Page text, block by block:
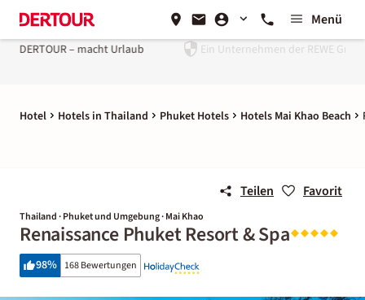
Menü
Ein Unternehmen der REWE Group
Hotel Hotels in Thailand Phuket Hotels Hotels Mai Khao Beach
Teilen Favorit
Thailand · Phuket und Umgebung · Mai Khao
Renaissance Phuket Resort & Spa
98% 168 Bewertungen